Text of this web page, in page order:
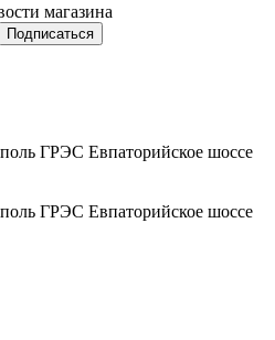
магазина
ГРЭС Евпаторийское шоссе
ГРЭС Евпаторийское шоссе